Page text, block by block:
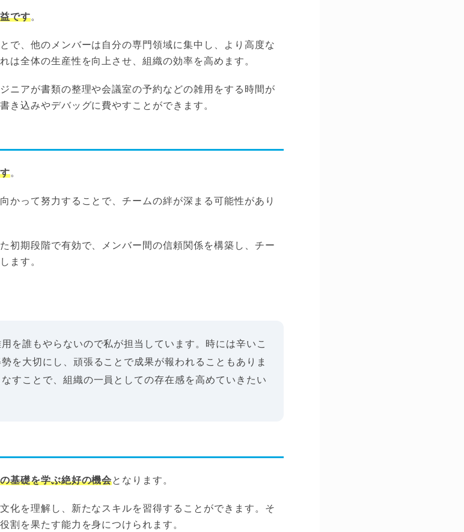
です。
で、他のメンバーは自分の専門領域に集中し、より高度な
は全体の生産性を向上させ、組織の効率を高めます。
ニアが書類の整理や会議室の予約などの雑用をする時間が
き込みやデバッグに費やすことができます。
。
かって努力することで、チームの絆が深まる可能性があり
初期段階で有効で、メンバー間の信頼関係を構築し、チー
ます。
を誰もやらないので私が担当しています。時には辛いこ
を大切にし、頑張ることで成果が報われることもありま
すことで、組織の一員としての存在感を高めていきたい
基礎を学ぶ絶好の機会となります。
化を理解し、新たなスキルを習得することができます。そ
割を果たす能力を身につけられます。